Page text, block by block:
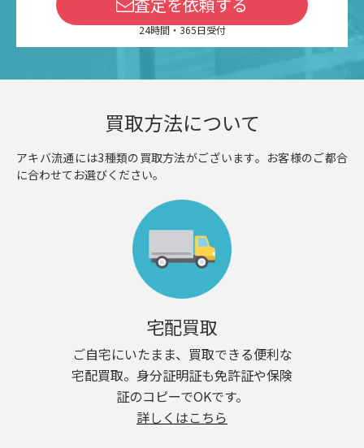
24時間・365日受付
買取方法について
アキバ流通には3種類の買取方法がございます。お客様のご都合
に合わせてお選びください。
宅配買取
ご自宅にいたまま、買取できる便利な
宅配買取。身分証明証も免許証や保険
証のコピーでOKです。
詳しくはこちら